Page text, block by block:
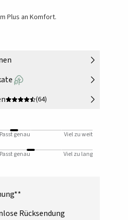
Plus an Komfort.
(64)
Passt genau Viel zu weit
Passt genau Viel zu lang
Rücksendung